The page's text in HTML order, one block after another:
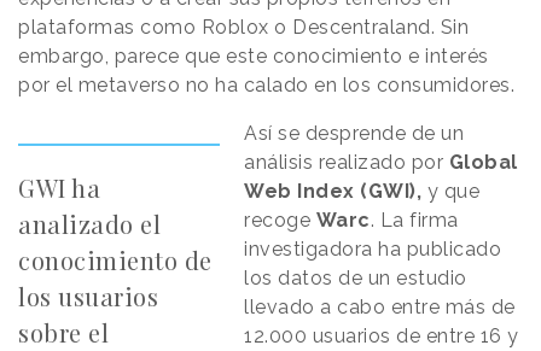
plataformas como Roblox o Descentraland. Sin
embargo, parece que este conocimiento e interés
por el metaverso no ha calado en los consumidores.
GWI ha
analizado el
conocimiento de
los usuarios
sobre el
Así se desprende de un
análisis realizado por Global
Web Index (GWI), y que
recoge Warc. La firma
investigadora ha publicado
los datos de un estudio
llevado a cabo entre más de
12.000 usuarios de entre 16 y